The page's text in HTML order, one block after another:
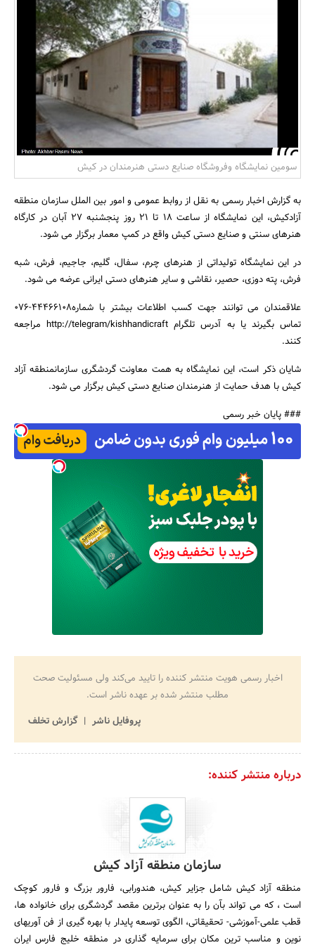
بانک، بیمه و سرمایه
مسکن و ساختمان
جستجو
سومین نمایشگاه وفروشگاه صنایع دستی هنرمندان در کیش
به گزارش اخبار رسمی به نقل از روابط عمومی و امور بین الملل سازمان منطقه
آزادکیش، این نمایشگاه از ساعت 18 تا 21 روز پنجشنبه 27 آبان در کارگاه
هنرهای سنتی و صنایع دستی کیش واقع در کمپ معمار برگزار می شود.
در این نمایشگاه تولیداتی از هنرهای چرم، سفال، گلیم، جاجیم، فرش، شبه
فرش، پته دوزی، حصیر، نقاشی و سایر هنرهای دستی ایرانی عرضه می شود.
علاقمندان می توانند جهت کسب اطلاعات بیشتر با شماره44466108-076
تماس بگیرند یا به آدرس تلگرام http://telegram/kishhandicraft مراجعه
کنند.
شایان ذکر است، این نمایشگاه به همت معاونت گردشگری سازمانمنطقه آزاد
کیش با هدف حمایت از هنرمندان صنایع دستی کیش برگزار می شود.
### پایان خبر رسمی
اخبار رسمی هویت منتشر کننده را تایید می‌کند ولی مسئولیت صحت
مطلب منتشر شده بر عهده ناشر است.
پروفایل ناشر
گزارش تخلف
درباره منتشر کننده:
سازمان منطقه آزاد کیش
منطقه آزاد کیش شامل جزایر کیش، هندورابی، فارور بزرگ و فارور کوچک
است ، که می تواند بآن را به عنوان برترین مقصد گردشگری برای خانواده ها،
قطب علمی-آموزشی- تحقیقاتی، الگوی توسعه پایدار با بهره گیری از فن آوریهای
نوین و مناسب ترین مکان برای سرمایه گذاری در منطقه خلیج فارس ایران